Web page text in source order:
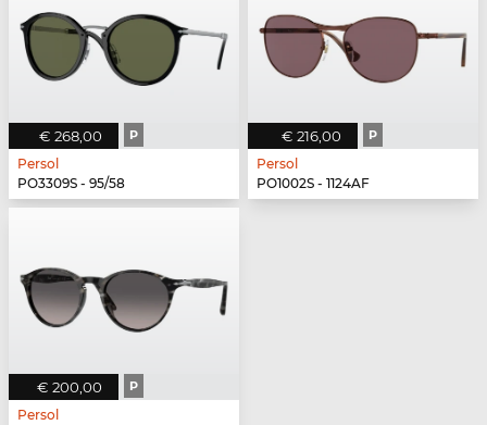
€ 268,00 P
Persol
PO3309S - 95/58
€ 216,00 P
Persol
PO1002S - 1124AF
€ 200,00 P
Persol